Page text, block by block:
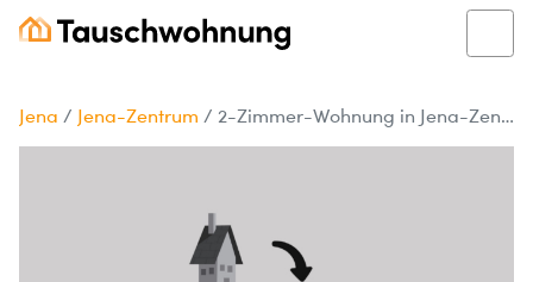
Jena / Jena-Zentrum / 2-Zimmer-Wohnung in Jena-Zentrum zum Tausch